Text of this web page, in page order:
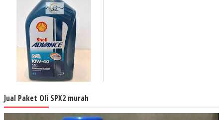
Jual Paket Oli SPX2 murah